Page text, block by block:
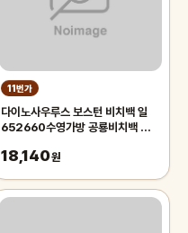
11번가
다이노사우루스 보스턴 비치백 일
652660수영가방 공룡비치백 손가
18,140원